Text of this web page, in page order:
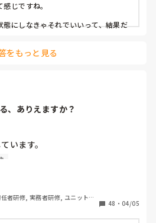
いことにはなりません。それをうた
るということは生存権や必要最低限度
になるので、憲法第25条が邪魔にな
じですね。
態にしなきゃそれでいいって、結果だ
てるんですけど、お風呂の時に顔にカ
だなって。スプーンでぬぐったりそ
かね、酷いスタッフとか思いなが
をもっと見る
、ありえますか？
います。
あるため、今度1日に10人入れて
助っ人つけるので5人入れて下さ
の方ですよ。ありえますか？
者研修, 実務者研修, ユニット型
48 ・ 04/05